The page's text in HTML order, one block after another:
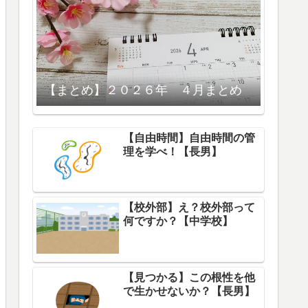
【まとめ】２０２６年 ４月まとめ
【自由時間】自由時間の管
理を学べ！【長男】
【校外部】え？校外部って
何ですか？【中学校】
【見つかる】この根性を他
で生かせないか？【長男】